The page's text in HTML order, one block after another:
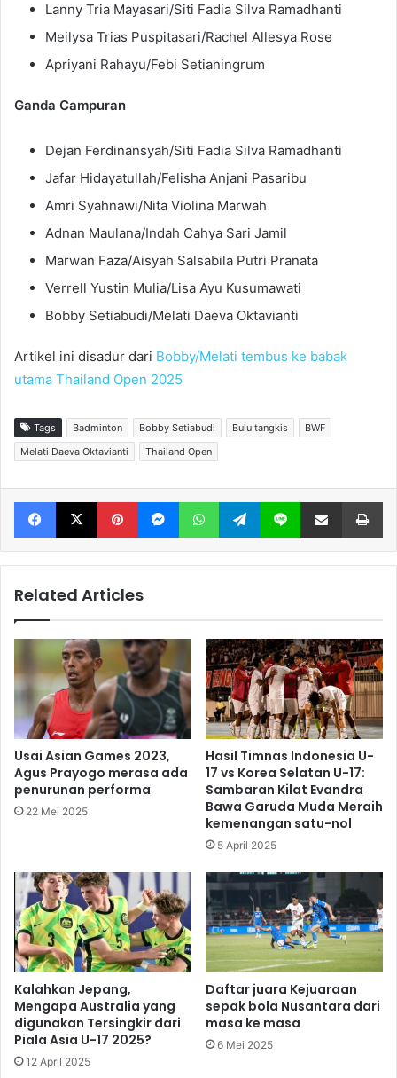
Lanny Tria Mayasari/Siti Fadia Silva Ramadhanti
Meilysa Trias Puspitasari/Rachel Allesya Rose
Apriyani Rahayu/Febi Setianingrum
Ganda Campuran
Dejan Ferdinansyah/Siti Fadia Silva Ramadhanti
Jafar Hidayatullah/Felisha Anjani Pasaribu
Amri Syahnawi/Nita Violina Marwah
Adnan Maulana/Indah Cahya Sari Jamil
Marwan Faza/Aisyah Salsabila Putri Pranata
Verrell Yustin Mulia/Lisa Ayu Kusumawati
Bobby Setiabudi/Melati Daeva Oktavianti
Artikel ini disadur dari Bobby/Melati tembus ke babak
utama Thailand Open 2025
Tags Badminton Bobby Setiabudi Bulu tangkis
BWF
Melati Daeva Oktavianti
Thailand Open
Facebook X Pinterest Messenger WhatsApp Telegram Line Share via Email
Related Articles
Usai Asian Games 2023,
Agus Prayogo merasa ada
penurunan performa
22 Mei 2025
Hasil Timnas Indonesia U-
17 vs Korea Selatan U-17:
Sambaran Kilat Evandra
Bawa Garuda Muda Meraih
kemenangan satu-nol
5 April 2025
Kalahkan Jepang,
Mengapa Australia yang
digunakan Tersingkir dari
Piala Asia U-17 2025?
12 April 2025
Daftar juara Kejuaraan
sepak bola Nusantara dari
masa ke masa
6 Mei 2025